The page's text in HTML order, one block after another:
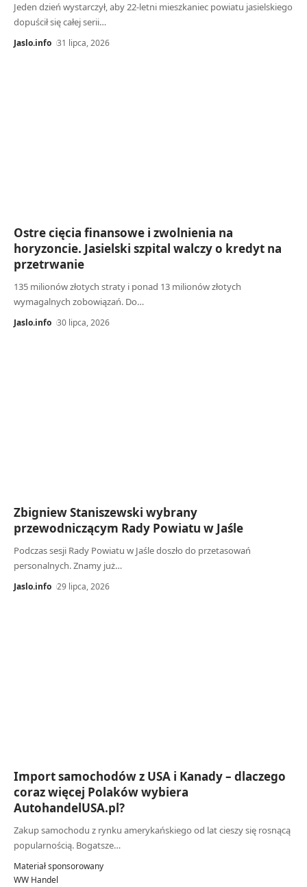
Jeden dzień wystarczył, aby 22-letni mieszkaniec powiatu jasielskiego
dopuścił się całej serii…
Jaslo.info 31 lipca, 2026
Ostre cięcia finansowe i zwolnienia na
horyzoncie. Jasielski szpital walczy o kredyt na
przetrwanie
135 milionów złotych straty i ponad 13 milionów złotych
wymagalnych zobowiązań. Do…
Jaslo.info 30 lipca, 2026
Zbigniew Staniszewski wybrany
przewodniczącym Rady Powiatu w Jaśle
Podczas sesji Rady Powiatu w Jaśle doszło do przetasowań
personalnych. Znamy już…
Jaslo.info 29 lipca, 2026
Import samochodów z USA i Kanady – dlaczego
coraz więcej Polaków wybiera
AutohandelUSA.pl?
Zakup samochodu z rynku amerykańskiego od lat cieszy się rosnącą
popularnością. Bogatsze…
Materiał sponsorowany
WW Handel